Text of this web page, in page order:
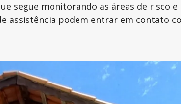
segue monitorando as áreas de risco
assistência podem entrar em contato